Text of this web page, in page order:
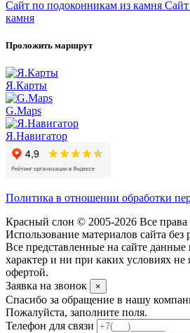
Сайт по подоконникам из камня
камня
Проложить маршрут
Я.Карты
G.Maps
Я.Навигатор
Политика в отношении обработки
Красный слон © 2005-2026 Все
Использование материалов сайта без
Все представленные на сайте
характер и ни при каких условиях
офертой.
Заявка на звонок
×
Спасибо за обращение в нашу
Пожалуйста, заполните поля.
Телефон для связи